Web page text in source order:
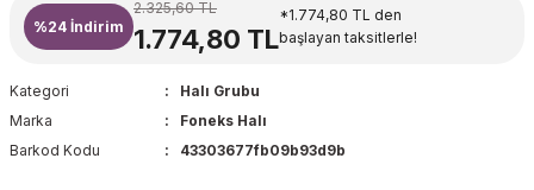
%24 İndirim
2.325,60 TL
1.774,80 TL
*1.774,80 TL den
başlayan taksitlerle!
Kategori
Halı Grubu
Marka
Foneks Halı
Barkod Kodu
43303677fb09b93d9b